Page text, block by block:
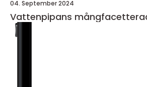
04. September 2024
Vattenpipans